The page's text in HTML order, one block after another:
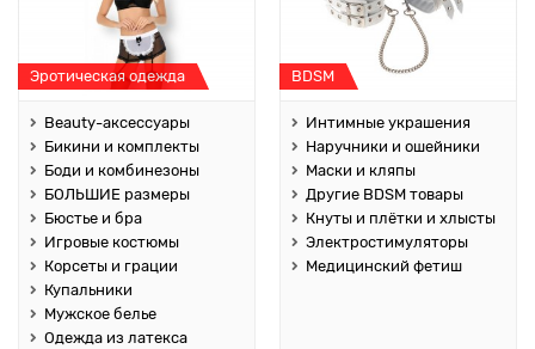
Эротическая одежда
Beauty-аксессуары
Бикини и комплекты
Боди и комбинезоны
БОЛЬШИЕ размеры
Бюстье и бра
Игровые костюмы
Корсеты и грации
Купальники
Мужское белье
Одежда из латекса
BDSM
Интимные украшения
Наручники и ошейники
Маски и кляпы
Другие BDSM товары
Кнуты и плётки и хлысты
Электростимуляторы
Медицинский фетиш